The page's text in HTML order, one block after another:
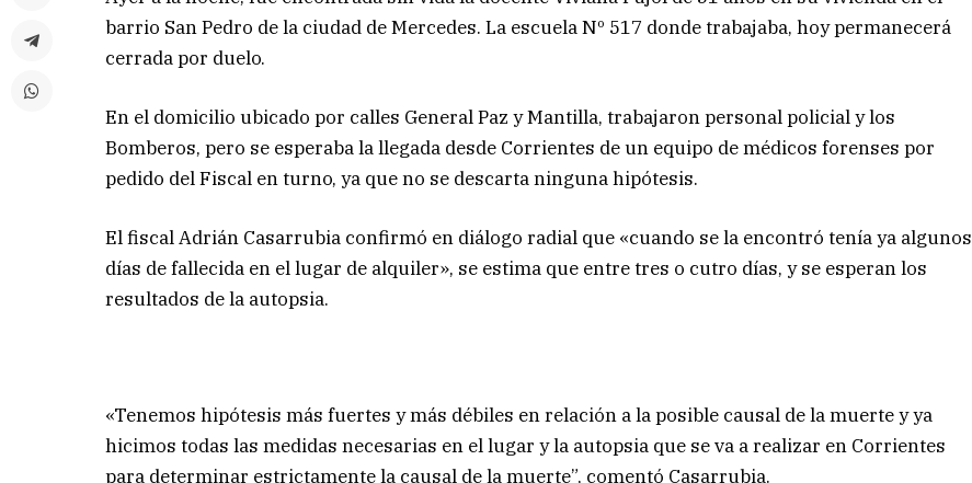
barrio San Pedro de la ciudad de Mercedes. La escuela Nº 517 donde trabajaba, hoy permanecerá
cerrada por duelo.
En el domicilio ubicado por calles General Paz y Mantilla, trabajaron personal policial y los
Bomberos, pero se esperaba la llegada desde Corrientes de un equipo de médicos forenses por
pedido del Fiscal en turno, ya que no se descarta ninguna hipótesis.
El fiscal Adrián Casarrubia confirmó en diálogo radial que «cuando se la encontró tenía ya algunos
días de fallecida en el lugar de alquiler», se estima que entre tres o cutro días, y se esperan los
resultados de la autopsia.
«Tenemos hipótesis más fuertes y más débiles en relación a la posible causal de la muerte y ya
hicimos todas las medidas necesarias en el lugar y la autopsia que se va a realizar en Corrientes
para determinar estrictamente la causal de la muerte”, comentó Casarrubia.